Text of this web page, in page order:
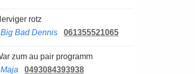
Nerviger rotz
Big Bad Dennis
061355521065
War zum au pair programm
Maja
0493084393938